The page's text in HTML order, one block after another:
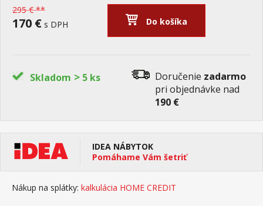
295 € **
170 € s DPH Do košíka
Skladom > 5 ks Doručenie zadarmo
pri objednávke nad
190 €
IDEA NÁBYTOK
Pomáhame Vám šetriť
Nákup na splátky: kalkulácia HOME CREDIT